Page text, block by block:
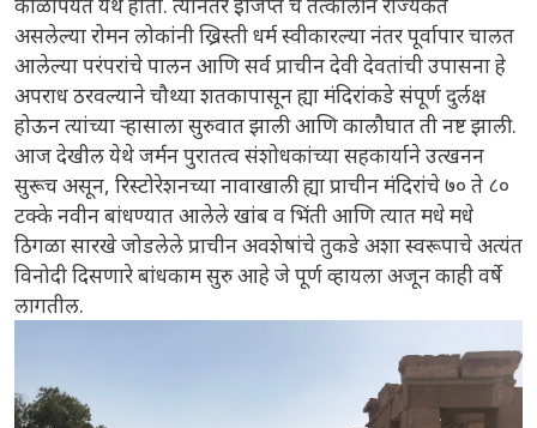
असलेल्या रोमन लोकांनी ख्रिस्ती धर्म स्वीकारल्या नंतर पूर्वापार चालत
आलेल्या परंपरांचे पालन आणि सर्व प्राचीन देवी देवतांची उपासना हे
अपराध ठरवल्याने चौथ्या शतकापासून ह्या मंदिरांकडे संपूर्ण दुर्लक्ष
होऊन त्यांच्या ऱ्हासाला सुरुवात झाली आणि कालौघात ती नष्ट झाली.
आज देखील येथे जर्मन पुरातत्व संशोधकांच्या सहकार्याने उत्खनन
सुरूच असून, रिस्टोरेशनच्या नावाखाली ह्या प्राचीन मंदिरांचे ७० ते ८०
टक्के नवीन बांधण्यात आलेले खांब व भिंती आणि त्यात मधे मधे
ठिगळा सारखे जोडलेले प्राचीन अवशेषांचे तुकडे अशा स्वरूपाचे अत्यंत
विनोदी दिसणारे बांधकाम सुरु आहे जे पूर्ण व्हायला अजून काही वर्षे
लागतील.